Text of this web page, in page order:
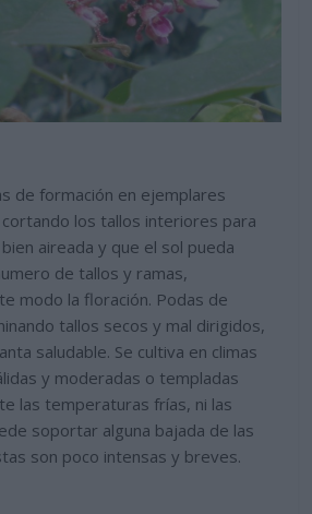
de formación en ejemplares
los tallos interiores para
aireada y que el sol pueda
de tallos y ramas,
modo la floración. Podas de
tallos secos y mal dirigidos,
saludable. Se cultiva en climas
y moderadas o templadas
las temperaturas frías, ni las
soportar alguna bajada de las
son poco intensas y breves.